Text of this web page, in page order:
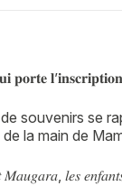
𝐩𝐨𝐫𝐭𝐞
souvenirs se
la main de
𝑀𝑎𝑢𝑔𝑎𝑟𝑎, 𝑙𝑒𝑠